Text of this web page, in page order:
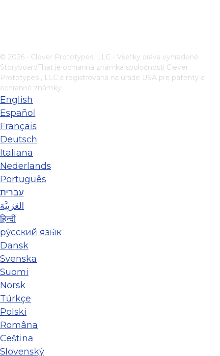
© 2026 - Clever Prototypes, LLC - Všetky práva vyhradené.
StoryboardThat je ochranná známka spoločnosti Clever
Prototypes , LLC a registrovaná na úrade USA pre patenty a
ochranné známky
English
Español
Français
Deutsch
Italiana
Nederlands
Português
עברית
العَرَبِيَّة
हिन्दी
ру́сский язы́к
Dansk
Svenska
Suomi
Norsk
Türkçe
Polski
Româna
Ceština
Slovenský